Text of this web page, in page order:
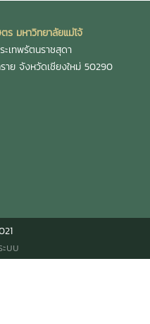
นายสมยศ มีสุข ผู้อำนวย
กิตติพิทยาพงศ์ หัวหน้างาน
ณี จิตรัตน์ รักษาการใน
นวิทยากร เพื่อให้บุคลากร
งานได้อย่างมีประสิทธิภาพ
าร และบุคลากรสำนักวิจัยฯ
มเพรียง ณ ห้องประชุม 304
ร มหาวิทยาลัยแม่โจ้
เทพรัตนราชสุดา
ย จังหวัดเชียงใหม่ 50290
บบ